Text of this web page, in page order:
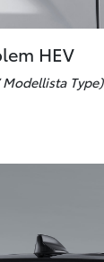
HEV
Type)